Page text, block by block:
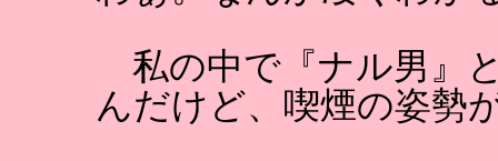
私の中で『ナル男』
んだけど、喫煙の姿勢